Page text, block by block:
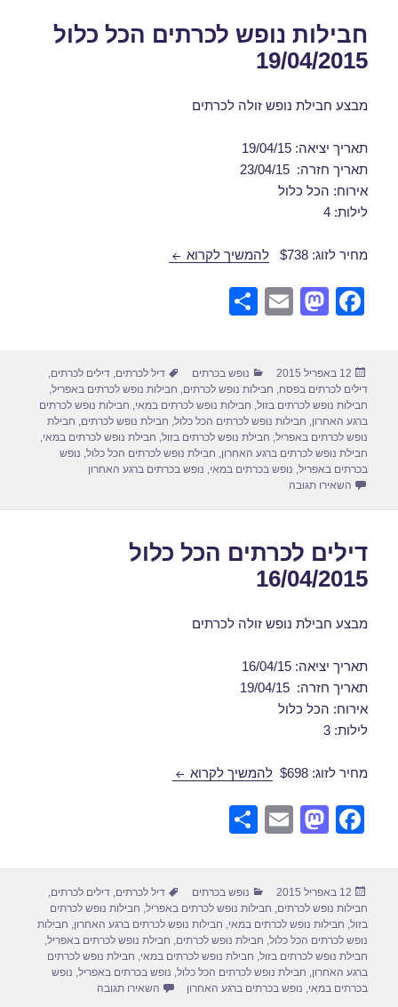
חבילות נופש לכרתים הכל כלול
19/04/2015
מבצע חבילת נופש זולה לכרתים
תאריך יציאה: 19/04/15
תאריך חזרה: 23/04/15
אירוח: הכל כלול
לילות: 4
מחיר לזוג: $738 להמשיך לקרוא חבילות נופש לכרתים הכל כלול 19/04/2015
F
e
b
o
o
M
o
d
o
n
E
e
פורסם
בתאריך
12 באפריל 2015 קטגוריות
נופש בכרתים תגיות
דיל לכרתים,דילים לכרתים,
דילים לכרתים בפסח, חבילות נופש לכרתים, חבילות נופש לכרתים באפריל,
חבילות נופש לכרתים בזול, חבילות נופש לכרתים במאי, חבילות נופש לכרתים
ברגע האחרון, חבילות נופש לכרתים הכל כלול, חבילת נופש לכרתים, חבילת
נופש לכרתים באפריל, חבילת נופש לכרתים בזול, חבילת נופש לכרתים במאי,
חבילת נופש לכרתים ברגע האחרון, חבילת נופש לכרתים הכל כלול, נופש
בכרתים באפריל, נופש בכרתים במאי, נופש בכרתים ברגע האחרון
השאירו תגובה
דילים לכרתים הכל כלול
16/04/2015
מבצע חבילת נופש זולה לכרתים
תאריך יציאה: 16/04/15
תאריך חזרה: 19/04/15
אירוח: הכל כלול
לילות: 3
מחיר לזוג: $698 להמשיך לקרוא דילים לכרתים הכל כלול 16/04/2015
F
e
b
o
o
M
o
d
o
n
E
e
פורסם
בתאריך
12 באפריל 2015 קטגוריות
נופש בכרתים תגיות
דיל לכרתים ,דילים לכרתים
חבילות נופש לכרתים חבילות נופש לכרתים באפריל חבילות נופש לכרתים
בזול חבילות נופש לכרתים במאי חבילות נופש לכרתים ברגע האחרון חבילות
נופש לכרתים הכל כלול חבילת נופש לכרתים חבילת נופש לכרתים באפריל
חבילת נופש לכרתים בזול חבילת נופש לכרתים במאי חבילת נופש לכרתים
ברגע האחרון חבילת נופש לכרתים הכל כלול נופש בכרתים באפריל נופש
בכרתים במאי נופש בכרתים ברגע האחרון השאירו תגובה